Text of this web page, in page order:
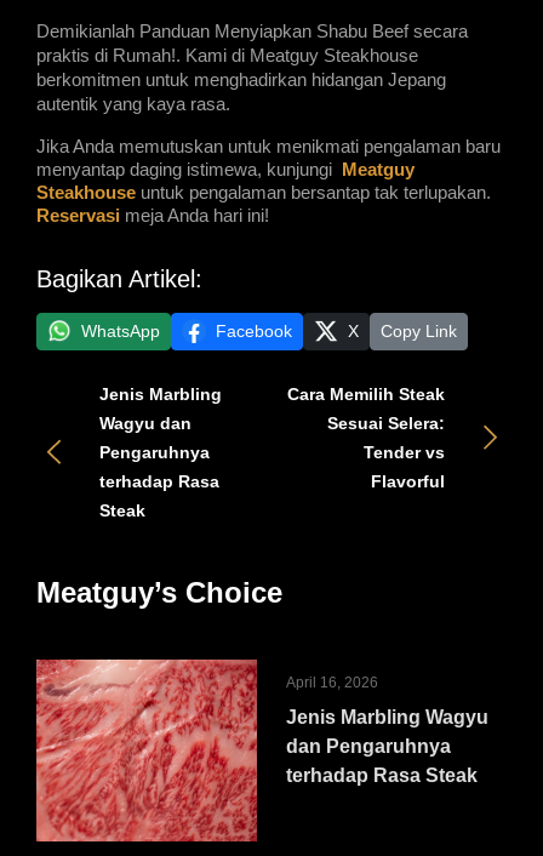
Demikianlah Panduan Menyiapkan Shabu Beef secara
praktis di Rumah!. Kami di Meatguy Steakhouse
berkomitmen untuk menghadirkan hidangan Jepang
autentik yang kaya rasa.
Jika Anda memutuskan untuk menikmati pengalaman baru
menyantap daging istimewa, kunjungi Meatguy
Steakhouse untuk pengalaman bersantap tak terlupakan.
Reservasi meja Anda hari ini!
Bagikan Artikel:
WhatsApp Facebook X Copy Link
Jenis Marbling
Wagyu dan
Pengaruhnya
terhadap Rasa
Steak
Cara Memilih Steak
Sesuai Selera:
Tender vs
Flavorful
Meatguy’s Choice
April 16, 2026
Jenis Marbling Wagyu
dan Pengaruhnya
terhadap Rasa Steak